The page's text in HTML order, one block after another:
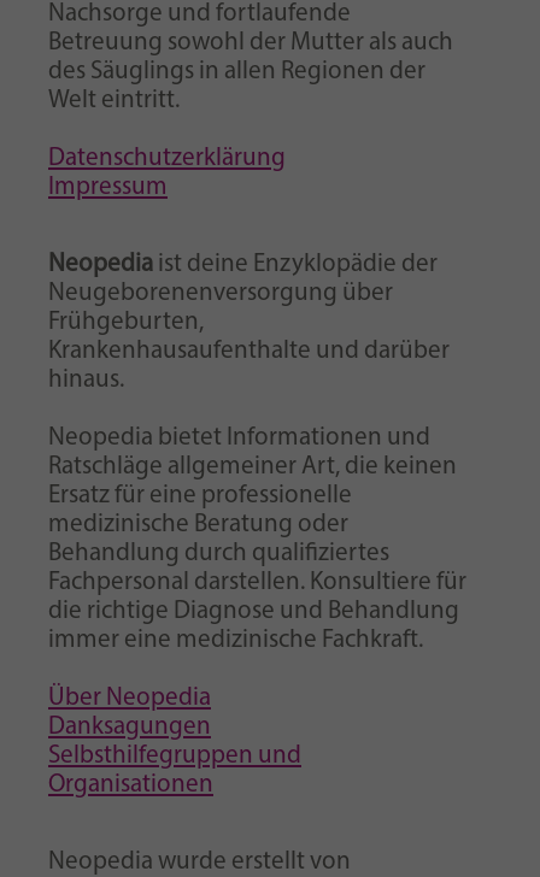
Nachsorge und fortlaufende
Betreuung sowohl der Mutter als auch
des Säuglings in allen Regionen der
Welt eintritt.
Datenschutzerklärung
Impressum
Neopedia ist deine Enzyklopädie der
Neugeborenenversorgung über
Frühgeburten,
Krankenhausaufenthalte und darüber
hinaus.
Neopedia bietet Informationen und
Ratschläge allgemeiner Art, die keinen
Ersatz für eine professionelle
medizinische Beratung oder
Behandlung durch qualifiziertes
Fachpersonal darstellen. Konsultiere für
die richtige Diagnose und Behandlung
immer eine medizinische Fachkraft.
Über Neopedia
Danksagungen
Selbsthilfegruppen und
Organisationen
Neopedia wurde erstellt von